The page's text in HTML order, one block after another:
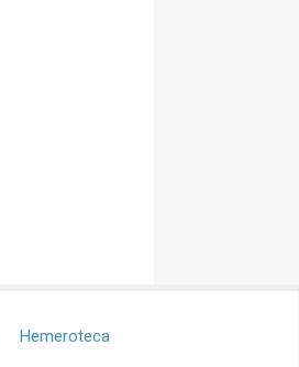
Hemeroteca